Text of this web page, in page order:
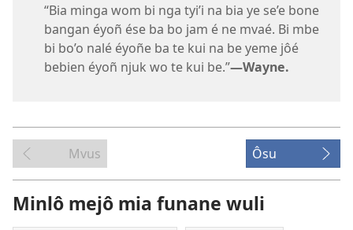
“Bia minga wom bi nga tyi’i na bia ye se’e bone
bangan éyoñ ése ba bo jam é ne mvaé. Bi mbe
bi bo’o nalé éyoñe ba te kui na be yeme jôé
bebien éyoñ njuk wo te kui be.”​—Wayne.
Mvus Ôsu
Minlô mejô mia funane wuli